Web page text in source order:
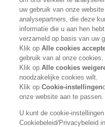
uw gebruik van onze
analysepartners, die deze
informatie die u aan hen
verzameld op basis van uw
Klik opAlle cookies
gebruik van al onze cookies.
Klik opAlle cookies
noodzakelijke cookies wilt.
Klik opCookie-instellingen
onze website aan te passen.
U kunt de cookie-
Cookiebeleid/Privacybeleid